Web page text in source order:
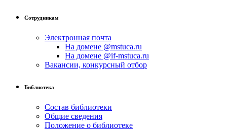
Сотрудникам
Электронная почта
На домене @mstuca.ru
На домене @if-mstuca.ru
Вакансии, конкурсный отбор
Библиотека
Состав библиотеки
Общие сведения
Положение о библиотеке